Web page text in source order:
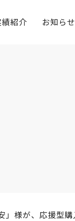
績紹介 お知らせ
」様が、応援型